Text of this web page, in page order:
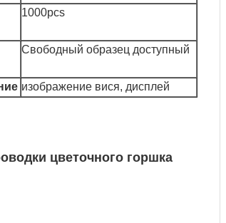
1000pcs
Свободный образец доступный
изображение вися, дисплей
цветочного горшка